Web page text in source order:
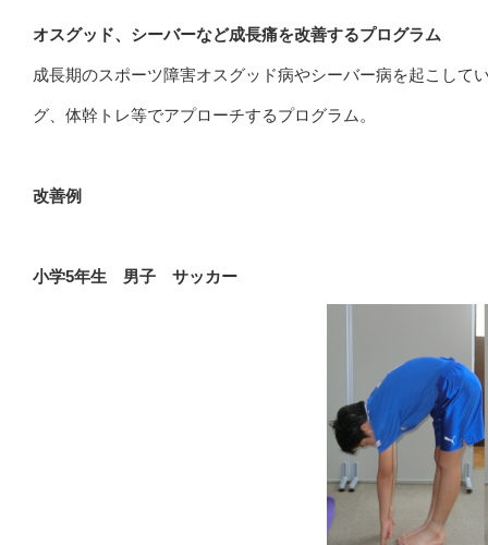
オスグッド、シーバーなど成長痛を改善するプログラム
成長期のスポーツ障害オスグッド病やシーバー病を起こし
グ、体幹トレ等でアプローチするプログラム。
改善例
小学5年生 男子 サッカー